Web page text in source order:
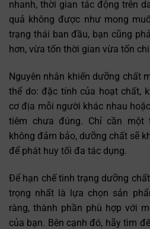
nhanh, thời gian tác động trên
quả không được như mong
trạng thái ban đầu, bạn cũng
hơn, vừa tốn thời gian vừa tốn
Nguyên nhân khiến dưỡng chất
thể do: đặc tính của hoạt chất,
cơ địa mỗi người khác nhau
tiêm chưa đúng. Chỉ cần một
không đảm bảo, dưỡng chất sẽ
để phát huy tối đa tác dụng.
Để hạn chế tình trạng dưỡng
trọng nhất là lựa chọn sản
ràng, thành phần phù hợp với
của bạn. Bên cạnh đó, hãy tìm